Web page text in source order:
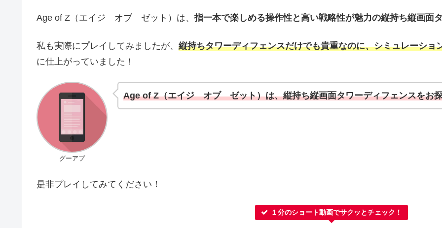
Age of Z（エイジ オブ ゼット）は、指一本で楽しめる操作性と高い戦略性が魅力の縦持ち縦画面
私も実際にプレイしてみましたが、 縦持ちタワーディフェンスだけでも貴重なのに、シミュレーシ
に仕上がっていました！
グーアプ
Age of Z（エイジ オブ ゼット）は、縦持ち縦画面タワーディフェンスをお
是非プレイしてみてください！
１分のショート動画でサクッとチェック！